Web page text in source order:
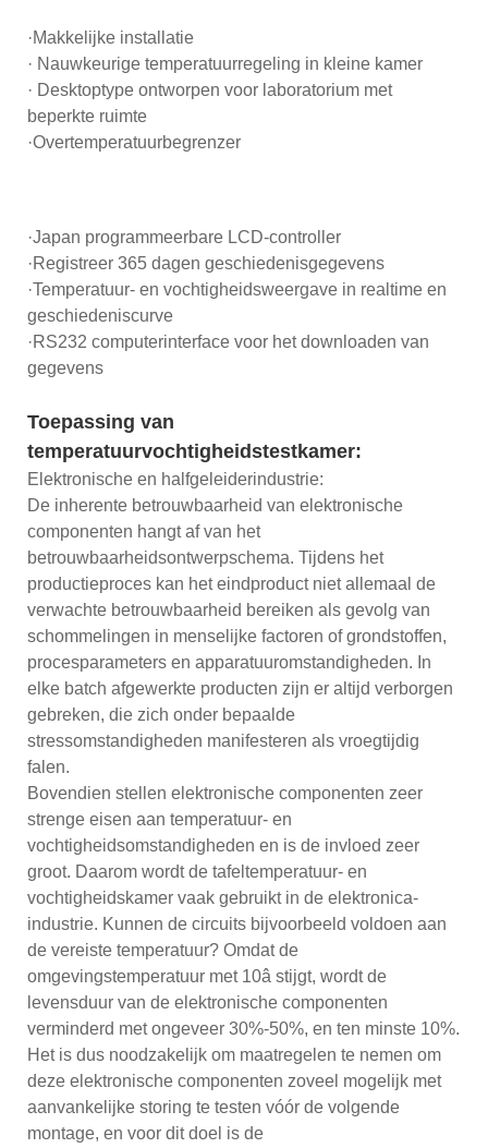
·Makkelijke installatie
· Nauwkeurige temperatuurregeling in kleine kamer
· Desktoptype ontworpen voor laboratorium met
beperkte ruimte
·Overtemperatuurbegrenzer
·Japan programmeerbare LCD-controller
·Registreer 365 dagen geschiedenisgegevens
·Temperatuur- en vochtigheidsweergave in realtime en
geschiedeniscurve
·RS232 computerinterface voor het downloaden van
gegevens
Toepassing van
temperatuurvochtigheidstestkamer:
Elektronische en halfgeleiderindustrie:
De inherente betrouwbaarheid van elektronische
componenten hangt af van het
betrouwbaarheidsontwerpschema. Tijdens het
productieproces kan het eindproduct niet allemaal de
verwachte betrouwbaarheid bereiken als gevolg van
schommelingen in menselijke factoren of grondstoffen,
procesparameters en apparatuuromstandigheden. In
elke batch afgewerkte producten zijn er altijd verborgen
gebreken, die zich onder bepaalde
stressomstandigheden manifesteren als vroegtijdig
falen.
Bovendien stellen elektronische componenten zeer
strenge eisen aan temperatuur- en
vochtigheidsomstandigheden en is de invloed zeer
groot. Daarom wordt de tafeltemperatuur- en
vochtigheidskamer vaak gebruikt in de elektronica-
industrie. Kunnen de circuits bijvoorbeeld voldoen aan
de vereiste temperatuur? Omdat de
omgevingstemperatuur met 10â stijgt, wordt de
levensduur van de elektronische componenten
verminderd met ongeveer 30%-50%, en ten minste 10%.
Het is dus noodzakelijk om maatregelen te nemen om
deze elektronische componenten zoveel mogelijk met
aanvankelijke storing te testen vóór de volgende
montage, en voor dit doel is de